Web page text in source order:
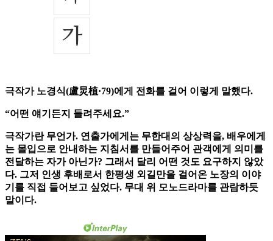
극작가 노경식(盧炅植·79)에게 전화를 걸어 이렇게 말했다.
“어떤 얘기든지 들려주세요.”
극작가란 무언가. 연출가에게는 무한대의 상상력을, 배우에게
는 몰입으로 안내하는 지침서를 만들어주어 관객에게 의미를
전달하는 자가 아닌가? 그래서 달리 어떤 것도 요구하지 않았
다. 그저 인생 후배로서 한평생 외길만을 걸어온 노장의 이야
기를 직접 들어보고 싶었다. 무대 위 모노드라마를 관람하듯
말이다.